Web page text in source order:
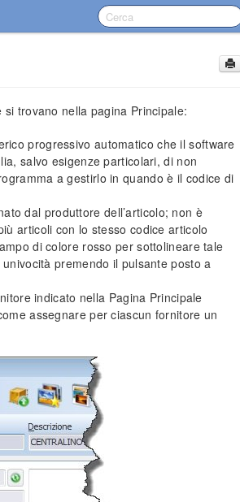
trovano nella pagina Principale:
progressivo automatico che il software
salvo esigenze particolari, di non
a gestirlo in quando è il codice di
dal produttore dell’articolo; non è
articoli con lo stesso codice articolo
di colore rosso per sottolineare tale
premendo il pulsante posto a
indicato nella Pagina Principale
assegnare per ciascun fornitore un